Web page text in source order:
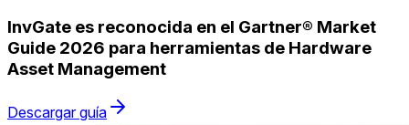
InvGate es reconocida en el Gartner® Market
Guide 2026 para herramientas de Hardware
Asset Management
Descargar guía